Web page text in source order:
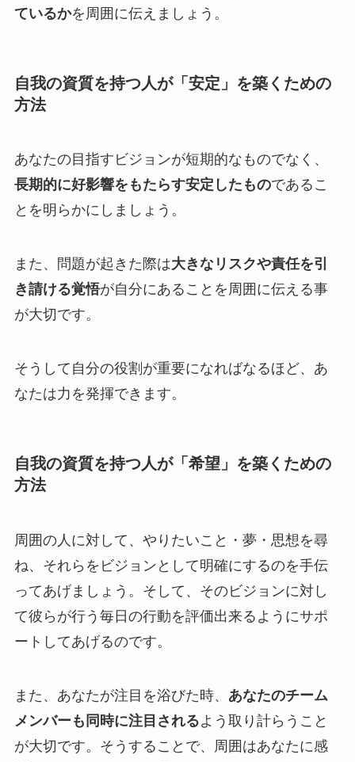
ているかを周囲に伝えましょう。
自我の資質を持つ人が「安定」を築くための
方法
あなたの目指すビジョンが短期的なものでなく、
長期的に好影響をもたらす安定したものであるこ
とを明らかにしましょう。
また、問題が起きた際は大きなリスクや責任を引
き請ける覚悟が自分にあることを周囲に伝える事
が大切です。
そうして自分の役割が重要になればなるほど、あ
なたは力を発揮できます。
自我の資質を持つ人が「希望」を築くための
方法
周囲の人に対して、やりたいこと・夢・思想を尋
ね、それらをビジョンとして明確にするのを手伝
ってあげましょう。そして、そのビジョンに対し
て彼らが行う毎日の行動を評価出来るようにサポ
ートしてあげるのです。
また、あなたが注目を浴びた時、 あなたのチーム
メンバーも同時に注目されるよう取り計らうこと
が大切です。そうすることで、周囲はあなたに感